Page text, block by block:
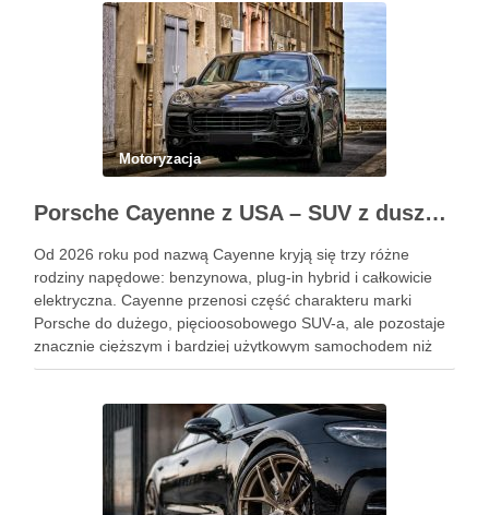
Motoryzacja
Porsche Cayenne z USA – SUV z duszą 911
Od 2026 roku pod nazwą Cayenne kryją się trzy różne
rodziny napędowe: benzynowa, plug-in hybrid i całkowicie
elektryczna. Cayenne przenosi część charakteru marki
Porsche do dużego, pięcioosobowego SUV-a, ale pozostaje
znacznie cięższym i bardziej użytkowym samochodem niż
911. Podobne wpisy Jak rozpoznać objawy uszkodzonego